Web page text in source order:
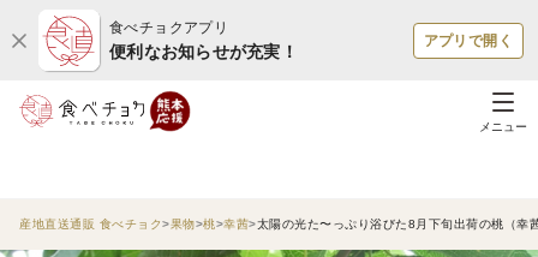
食べチョクアプリ
便利なお知らせが充実！
アプリで開く
メニュー
産地直送通販 食べチョク 果物 桃 幸茜 太陽の光た〜っぷり浴びた8月下旬出荷の桃（幸